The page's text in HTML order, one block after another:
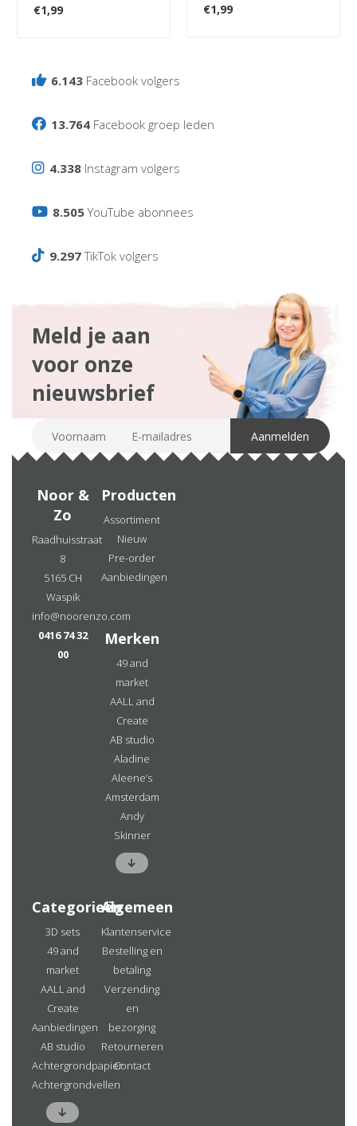
€1,99 €1,99
6.143 Facebook volgers
13.764 Facebook groep leden
4.338 Instagram volgers
8.505YouTube abonnees
9.297TikTok volgers
Meld je aan
voor onze
nieuwsbrief
Noor &
Zo
Raadhuisstraat
8
5165 CH
Waspik
info@noorenzo.com
0416 74 32
00
Producten
Assortiment
Nieuw
Pre-order
Aanbiedingen
Merken
49 and
market
AALL and
Create
AB studio
Aladine
Aleene’s
Amsterdam
Andy
Skinner
Categorieën
3D sets
49 and
market
AALL and
Create
Aanbiedingen
AB studio
Achtergrondpapier
Achtergrondvellen
Algemeen
Klantenservice
Bestelling en
betaling
Verzending
en
bezorging
Retourneren
Contact